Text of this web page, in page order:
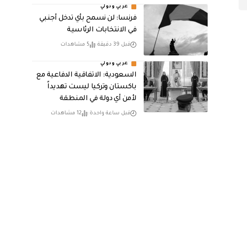
عربي ودولي
فرنسا: لن نسمح بأي تدخل أجنبي
في الانتخابات الرئاسية
قبل 39 دقيقة 5 مشاهدات
عربي ودولي
السعودية: الاتفاقية الدفاعية مع
باكستان وتركيا ليست تهديداً
لأمن أي دولة في المنطقة
قبل ساعة واحدة 12 مشاهدات